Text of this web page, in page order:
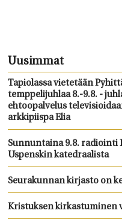
Uusimmat
Tapiolassa vietetään
temppelijuhlaa 8.-9.8. -
ehtoopalvelus
arkkipiispa Elia
Sunnuntaina 9.8. radiointi
Uspenskin katedraalista
Seurakunnan kirjasto on
Kristuksen kirkastuminen